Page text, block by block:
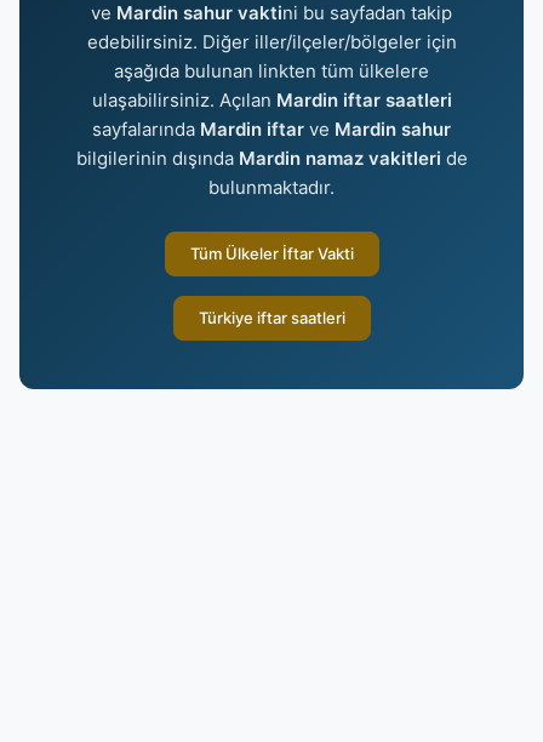
ve Mardin sahur vaktini bu sayfadan takip
edebilirsiniz. Diğer iller/ilçeler/bölgeler için
aşağıda bulunan linkten tüm ülkelere
ulaşabilirsiniz. Açılan Mardin iftar saatleri
sayfalarında Mardin iftar ve Mardin sahur
bilgilerinin dışında Mardin namaz vakitleri de
bulunmaktadır.
Tüm Ülkeler İftar Vakti
Türkiye iftar saatleri